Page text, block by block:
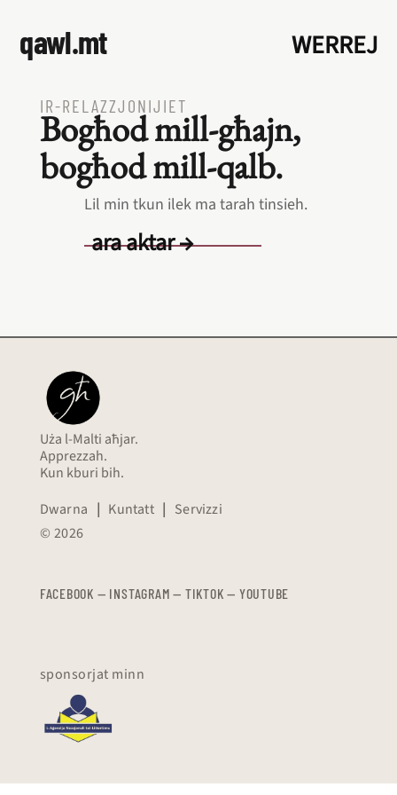
qawl.mt WERREJ
IR‑RELAZZJONIJIET
Bogħod mill‑għajn,
bogħod mill‑qalb.
Lil min tkun ilek ma tarah tinsieh.
ara aktar →
Uża l-Malti aħjar.
Apprezzah.
Kun kburi bih.
Dwarna | Kuntatt | Servizzi
© 2026
FACEBOOK — INSTAGRAM — TIKTOK — YOUTUBE
sponsorjat minn